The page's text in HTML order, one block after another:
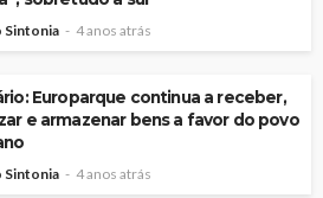
Sintonia 4 anos atrás
Europarque continua a receber,
e armazenar bens a favor do povo
Sintonia 4 anos atrás